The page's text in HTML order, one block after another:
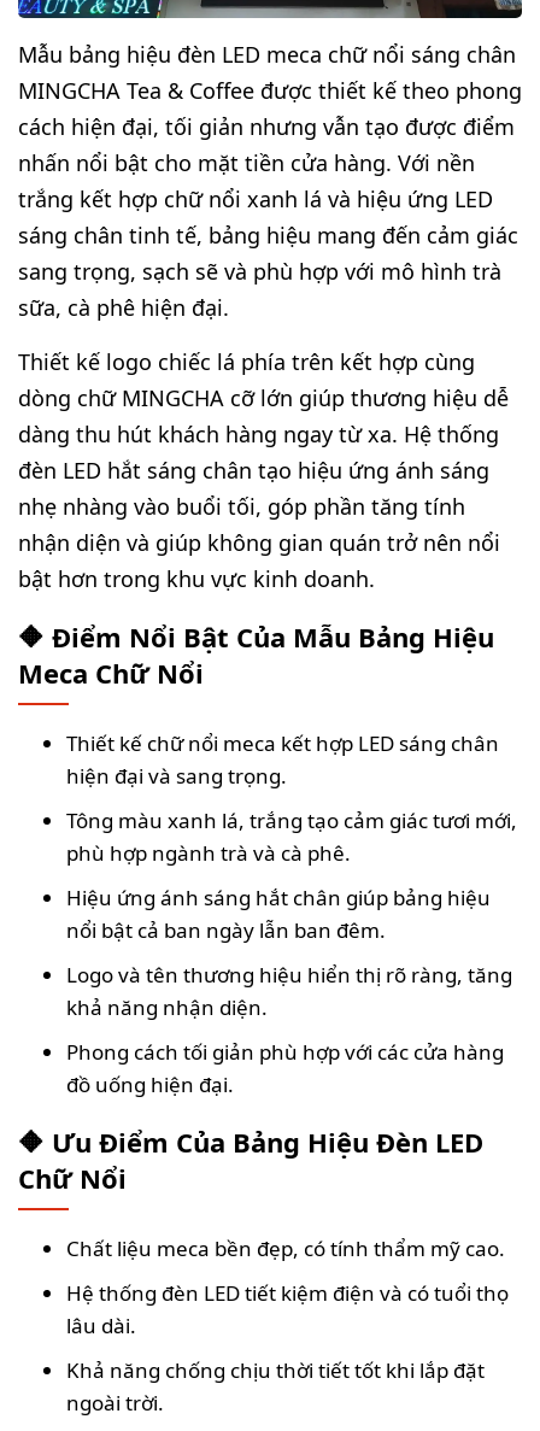
Mẫu bảng hiệu đèn LED meca chữ nổi sáng chân
MINGCHA Tea & Coffee được thiết kế theo phong
cách hiện đại, tối giản nhưng vẫn tạo được điểm
nhấn nổi bật cho mặt tiền cửa hàng. Với nền
trắng kết hợp chữ nổi xanh lá và hiệu ứng LED
sáng chân tinh tế, bảng hiệu mang đến cảm giác
sang trọng, sạch sẽ và phù hợp với mô hình trà
sữa, cà phê hiện đại.
Thiết kế logo chiếc lá phía trên kết hợp cùng
dòng chữ MINGCHA cỡ lớn giúp thương hiệu dễ
dàng thu hút khách hàng ngay từ xa. Hệ thống
đèn LED hắt sáng chân tạo hiệu ứng ánh sáng
nhẹ nhàng vào buổi tối, góp phần tăng tính
nhận diện và giúp không gian quán trở nên nổi
bật hơn trong khu vực kinh doanh.
🔶 Điểm Nổi Bật Của Mẫu Bảng Hiệu
Meca Chữ Nổi
Thiết kế chữ nổi meca kết hợp LED sáng chân
hiện đại và sang trọng.
Tông màu xanh lá, trắng tạo cảm giác tươi mới,
phù hợp ngành trà và cà phê.
Hiệu ứng ánh sáng hắt chân giúp bảng hiệu
nổi bật cả ban ngày lẫn ban đêm.
Logo và tên thương hiệu hiển thị rõ ràng, tăng
khả năng nhận diện.
Phong cách tối giản phù hợp với các cửa hàng
đồ uống hiện đại.
🔶 Ưu Điểm Của Bảng Hiệu Đèn LED
Chữ Nổi
Chất liệu meca bền đẹp, có tính thẩm mỹ cao.
Hệ thống đèn LED tiết kiệm điện và có tuổi thọ
lâu dài.
Khả năng chống chịu thời tiết tốt khi lắp đặt
ngoài trời.